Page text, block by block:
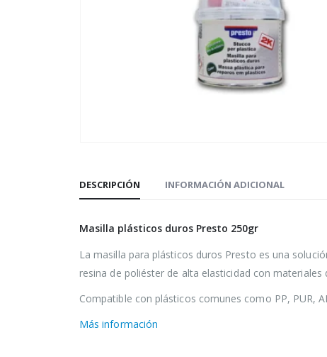
DESCRIPCIÓN INFORMACIÓN ADICIONAL
Masilla plásticos duros Presto 250gr
​La masilla para plásticos duros Presto es una
resina de poliéster de alta elasticidad con
Compatible con plásticos comunes como PP, PUR,
Más información